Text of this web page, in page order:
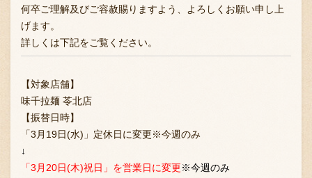
ブランド一覧
何卒ご理解及びご容赦賜りますよう、よろしくお願い申し上
げます。
詳しくは下記をご覧ください。
【対象店舗】
味千拉麺 苓北店
【振替日時】
「3月19日(水)」定休日に変更※今週のみ
↓
「3月20日(木)祝日」を営業日に変更※今週のみ